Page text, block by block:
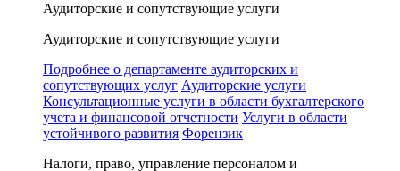
Аудиторские и сопутствующие услуги
Аудиторские и сопутствующие услуги
Подробнее о департаменте аудиторских и
сопутствующих услуг Аудиторские услуги
Консультационные услуги в области бухгалтерского
учета и финансовой отчетности Услуги в области
устойчивого развития Форензик
Налоги, право, управление персоналом и